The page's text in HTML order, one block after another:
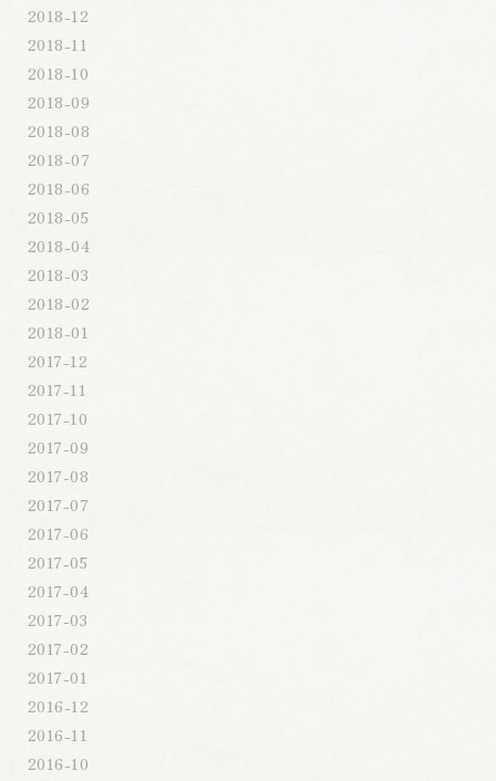
2018-12
2018-11
2018-10
2018-09
2018-08
2018-07
2018-06
2018-05
2018-04
2018-03
2018-02
2018-01
2017-12
2017-11
2017-10
2017-09
2017-08
2017-07
2017-06
2017-05
2017-04
2017-03
2017-02
2017-01
2016-12
2016-11
2016-10